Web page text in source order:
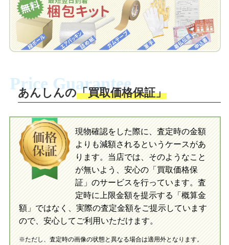
自宅でおもちゃを発送・梱包
梱包キットに同封する発送ガイドの手順
送。当店へ無料で発送いただけます。
入金完了
当店に査定したおもちゃがご到着後、ご
指定の口座に即日入金可能です。
買取の流れ 写真の撮影方法
お届けします。
自宅でおもちゃを発送・梱包
ださい。お電話にて集荷依頼を行い発
送。当店へ無料で発送いただけます。
当店に査定したおもちゃがご到着後、ご
指定の口座に即日入金可能です。
初めての方へ LINE査定の流れ 写真の撮影方法
Price Guarantee
あんしんの「買取価格保証」
現物確認をした際に、査定時の金額
よりも減額されるというケースがあ
ります。当店では、そのようなこと
が無いよう、安心の「買取価格保
証」のサービスを行っています。査
定時に上限金額を提示する「概算金
額」ではなく、実際の査定金額をご提示しています
ので、安心してご利用いただけます。
※ただし、査定時の画像の状態と異なる場合は適用外となります。